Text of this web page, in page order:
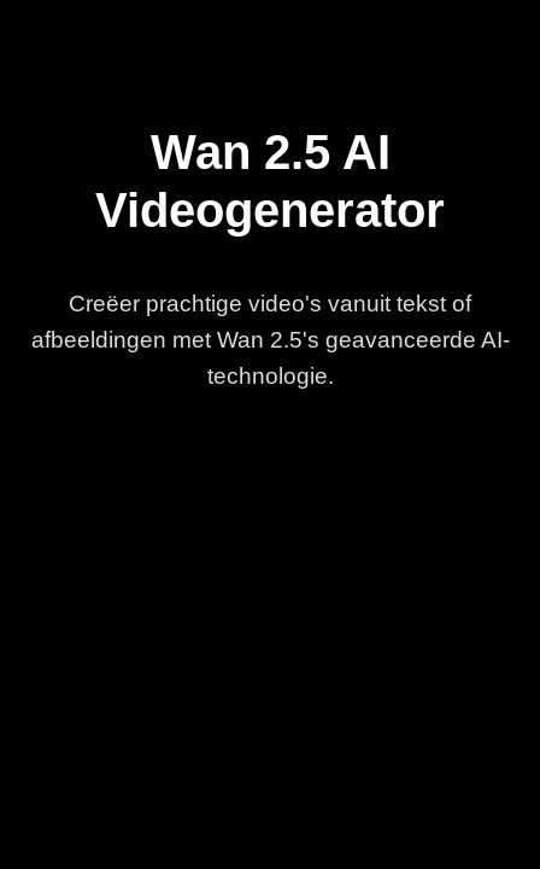
Wan 2.5 AI
Videogenerator
Creëer prachtige video's vanuit tekst of
afbeeldingen met Wan 2.5's geavanceerde AI-
technologie.